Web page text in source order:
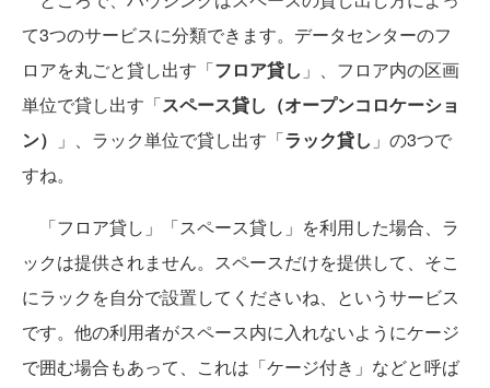
て3つのサービスに分類できます。データセンターのフ
ロアを丸ごと貸し出す「フロア貸し 」、フロア内の区画
単位で貸し出す「スペース貸し（オープンコロケーショ
ン）
」、ラック単位で貸し出す「ラック貸し 」の3つで
すね。
「フロア貸し」「スペース貸し」を利用した場合、ラ
ックは提供されません。スペースだけを提供して、そこ
にラックを自分で設置してくださいね、というサービス
です。他の利用者がスペース内に入れないようにケージ
で囲む場合もあって、これは「ケージ付き」などと呼ば